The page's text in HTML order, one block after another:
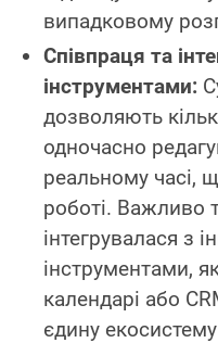
випадковому
Співпраця та
інструментами:
дозволяють
одночасно
реальному часі,
роботі. Важливо
інтегрувалася з
інструментами,
календарі або
єдину